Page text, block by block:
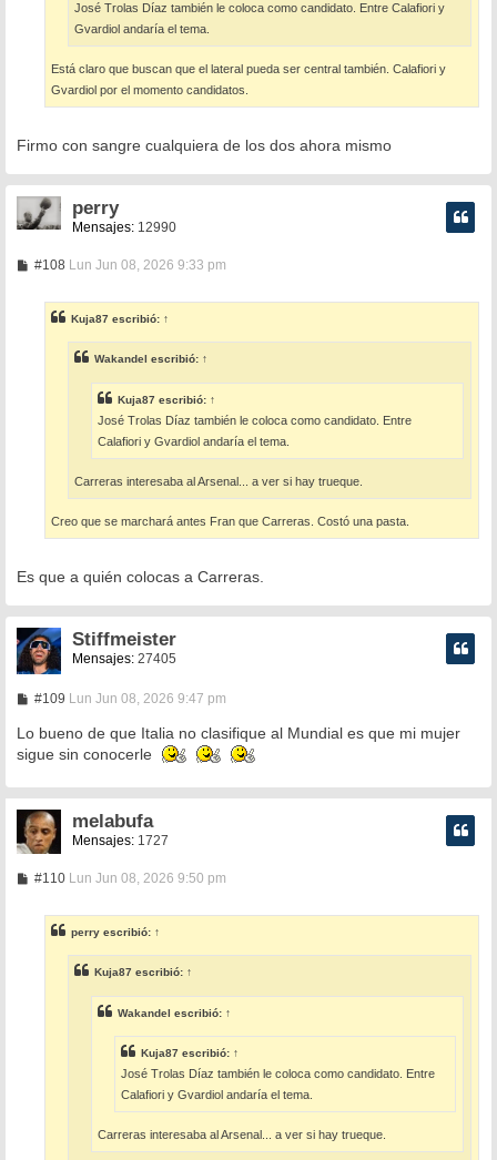
José Trolas Díaz también le coloca como candidato. Entre Calafiori y
Gvardiol andaría el tema.
Está claro que buscan que el lateral pueda ser central también. Calafiori y
Gvardiol por el momento candidatos.
Firmo con sangre cualquiera de los dos ahora mismo
perry
Mensajes: 12990
#108M
s
a
Lun Jun 08, 2026 9:33 pm
Kuja87 escribió: ↑
Wakandel escribió: ↑
Kuja87 escribió: ↑
José Trolas Díaz también le coloca como candidato. Entre
Calafiori y Gvardiol andaría el tema.
Carreras interesaba al Arsenal... a ver si hay trueque.
Creo que se marchará antes Fran que Carreras. Costó una pasta.
Es que a quién colocas a Carreras.
Stiffmeister
Mensajes: 27405
#109M
n
a
e
Lun Jun 08, 2026 9:47 pm
Lo bueno de que Italia no clasifique al Mundial es que mi mujer
sigue sin conocerle
melabufa
Mensajes: 1727
#110M
s
a
Lun Jun 08, 2026 9:50 pm
perry escribió: ↑
Kuja87 escribió: ↑
Wakandel escribió: ↑
Kuja87 escribió: ↑
José Trolas Díaz también le coloca como candidato. Entre
Calafiori y Gvardiol andaría el tema.
Carreras interesaba al Arsenal... a ver si hay trueque.